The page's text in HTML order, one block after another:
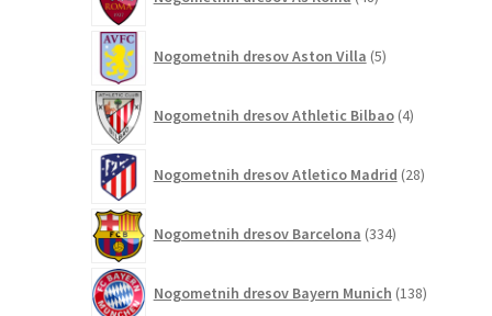
izdelkov
Nogometnih dresov Aston Villa 5izdelkov
Nogometnih dresov Athletic Bilbao 4izdelki
Nogometnih dresov Atletico Madrid 28izdelkov
Nogometnih dresov Barcelona 334izdelkov
Nogometnih dresov Bayern Munich 138izdelkov